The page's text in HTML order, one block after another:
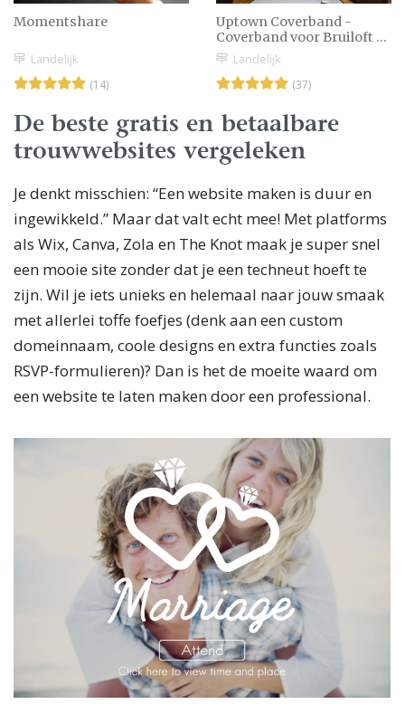
Momentshare
Landelijk
(14)
Uptown Coverband -
Coverband voor Bruiloft &
Feestavond
Landelijk
(37)
De beste gratis en betaalbare
trouwwebsites vergeleken
Je denkt misschien: “Een website maken is duur en
ingewikkeld.” Maar dat valt echt mee! Met platforms
als Wix, Canva, Zola en The Knot maak je super snel
een mooie site zonder dat je een techneut hoeft te
zijn. Wil je iets unieks en helemaal naar jouw smaak
met allerlei toffe foefjes (denk aan een custom
domeinnaam, coole designs en extra functies zoals
RSVP-formulieren)? Dan is het de moeite waard om
een website te laten maken door een professional.